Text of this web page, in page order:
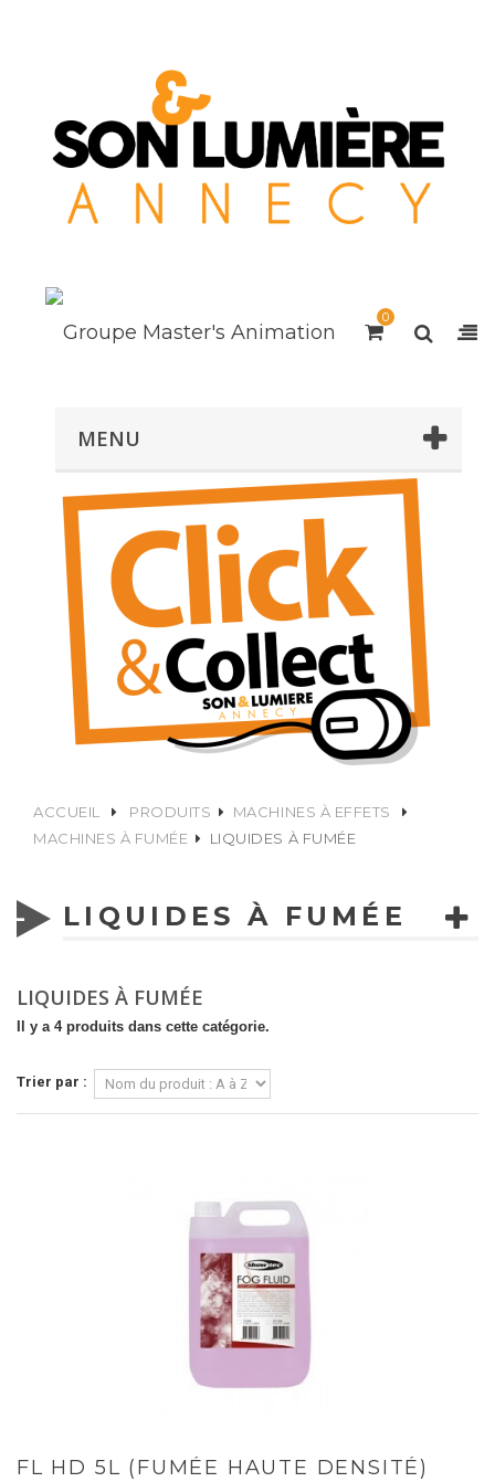
0
MENU
ACCUEIL PRODUITS
MACHINES À EFFETS
MACHINES À FUMÉE
LIQUIDES À FUMÉE
LIQUIDES À FUMÉE
LIQUIDES À FUMÉE
Il y a 4 produits dans cette catégorie.
Trier par :
FL HD 5L (FUMÉE HAUTE DENSITÉ)